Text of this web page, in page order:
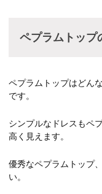
ペプラムトップ
ペプラムトップはどん
です。
シンプルなドレスもペ
高く見えます。
優秀なペプラムトップ
い。